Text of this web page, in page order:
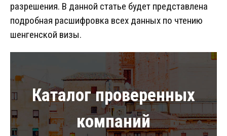
разрешения. В данной статье будет представлена
подробная расшифровка всех данных по чтению
шенгенской визы.
Каталог проверенных
компаний